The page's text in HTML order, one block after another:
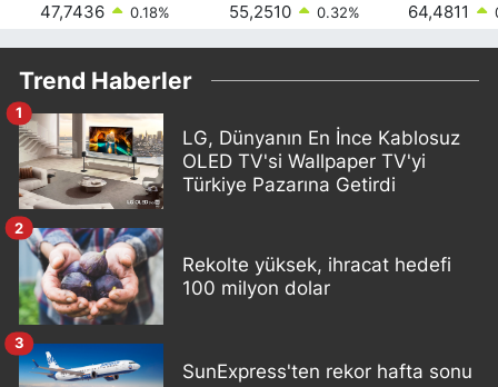
47,7436
0.18%
55,2510
0.32%
64,4811
Trend Haberler
LG, Dünyanın En İnce Kablosuz
OLED TV'si Wallpaper TV'yi
Türkiye Pazarına Getirdi
1
Rekolte yüksek, ihracat hedefi
100 milyon dolar
2
SunExpress'ten rekor hafta sonu
3